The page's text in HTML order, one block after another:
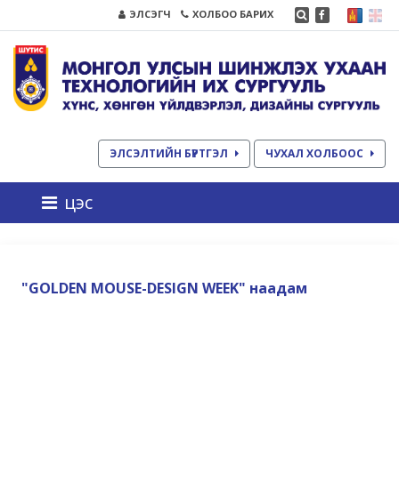
ЭЛСЭГЧ ХОЛБОО БАРИХ
ЭЛСЭЛТИЙН БҮРТГЭЛ ЧУХАЛ ХОЛБООС
цэс
"GOLDEN MOUSE-DESIGN WEEK" наадам